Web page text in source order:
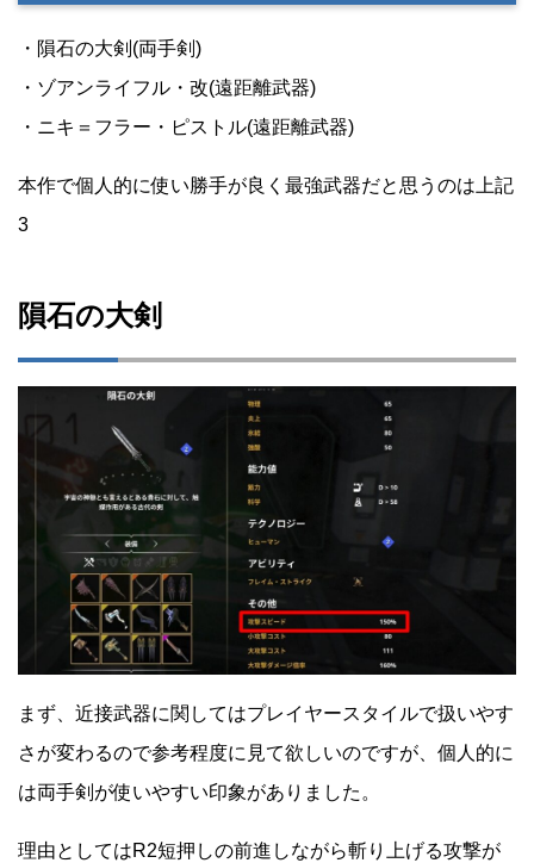
・隕石の大剣(両手剣)
・ゾアンライフル・改(遠距離武器)
・ニキ＝フラー・ピストル(遠距離武器)
本作で個人的に使い勝手が良く最強武器だと思うのは上記
3
隕石の大剣
まず、近接武器に関してはプレイヤースタイルで扱いやす
さが変わるので参考程度に見て欲しいのですが、個人的に
は両手剣が使いやすい印象がありました。
理由としてはR2短押しの前進しながら斬り上げる攻撃が